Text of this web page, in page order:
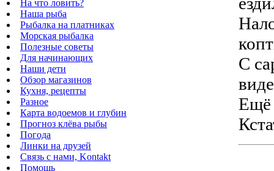
На что ловить?
Наша рыба
Рыбалка на платниках
Морская рыбалка
Полезные советы
Для начинающих
Наши дети
Обзор магазинов
Кухня, рецепты
Разное
Карта водоемов и глубин
Прогноз клёва рыбы
Погода
Линки на друзей
Связь с нами, Kontakt
Помощь
С
Ещё